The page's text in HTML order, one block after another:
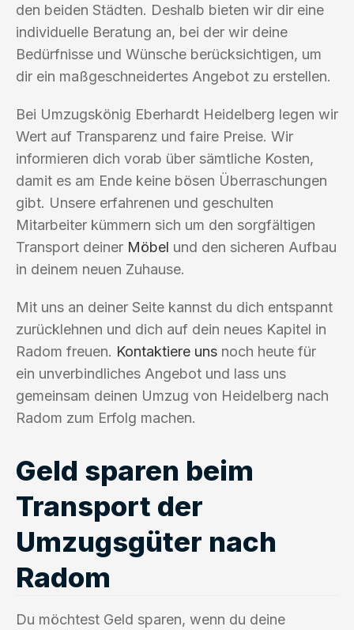
den beiden Städten. Deshalb bieten wir dir eine
individuelle Beratung an, bei der wir deine
Bedürfnisse und Wünsche berücksichtigen, um
dir ein maßgeschneidertes Angebot zu erstellen.
Bei Umzugskönig Eberhardt Heidelberg legen wir
Wert auf Transparenz und faire Preise. Wir
informieren dich vorab über sämtliche Kosten,
damit es am Ende keine bösen Überraschungen
gibt. Unsere erfahrenen und geschulten
Mitarbeiter kümmern sich um den sorgfältigen
Transport deiner Möbel und den sicheren Aufbau
in deinem neuen Zuhause.
Mit uns an deiner Seite kannst du dich entspannt
zurücklehnen und dich auf dein neues Kapitel in
Radom freuen. Kontaktiere uns noch heute für
ein unverbindliches Angebot und lass uns
gemeinsam deinen Umzug von Heidelberg nach
Radom zum Erfolg machen.
Geld sparen beim
Transport der
Umzugsgüter nach
Radom
Du möchtest Geld sparen, wenn du deine